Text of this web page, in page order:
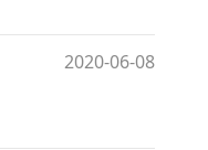
2020-06-08